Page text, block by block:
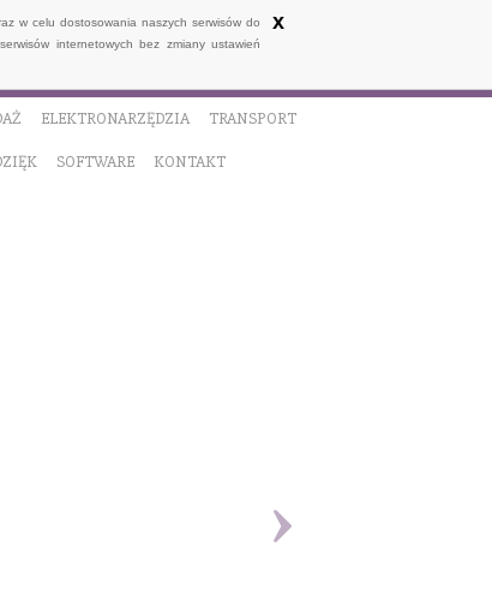
w celu dostosowania naszych serwisów do
internetowych bez zmiany ustawień
x
ELEKTRONARZĘDZIA TRANSPORT
SOFTWARE KONTAKT